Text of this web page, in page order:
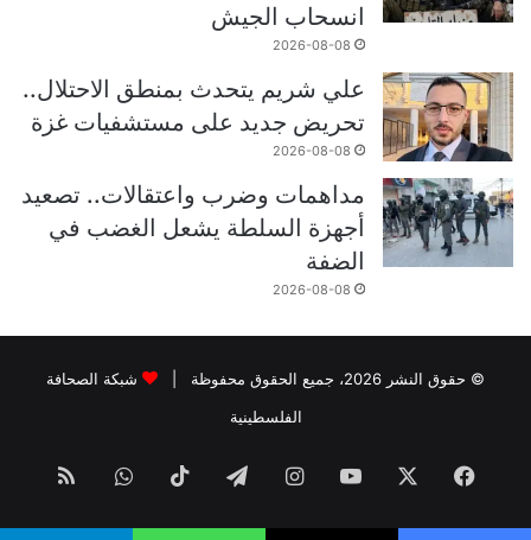
انسحاب الجيش
2026-08-08
علي شريم يتحدث بمنطق الاحتلال..
تحريض جديد على مستشفيات غزة
2026-08-08
مداهمات وضرب واعتقالات.. تصعيد
أجهزة السلطة يشعل الغضب في
الضفة
2026-08-08
© حقوق النشر 2026، جميع الحقوق محفوظة |
شبكة الصحافة
الفلسطينية
فيسبوك ‫YouTubeانستقرامتيلقرام ‫TikTokواتسابملخص
الموقع